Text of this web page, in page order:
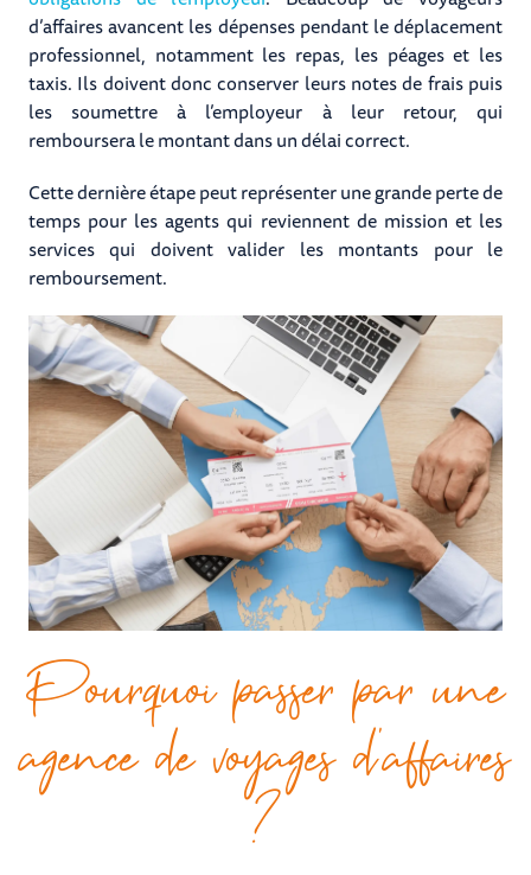
d’affaires avancent les dépenses pendant le déplacement
professionnel, notamment les repas, les péages et les
taxis. Ils doivent donc conserver leurs notes de frais puis
les soumettre à l’employeur à leur retour, qui
remboursera le montant dans un délai correct.
Cette dernière étape peut représenter une grande perte de
temps pour les agents qui reviennent de mission et les
services qui doivent valider les montants pour le
remboursement.
Pourquoi passer par une
agence de voyages d’affaires
?